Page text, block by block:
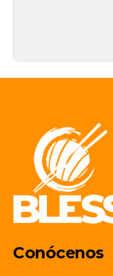
Conócenos